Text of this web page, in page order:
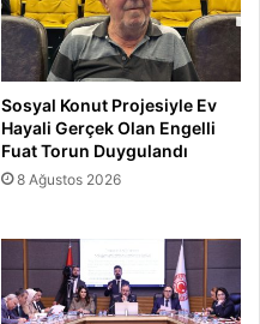
Sosyal Konut Projesiyle Ev
Hayali Gerçek Olan Engelli
Fuat Torun Duygulandı
8 Ağustos 2026